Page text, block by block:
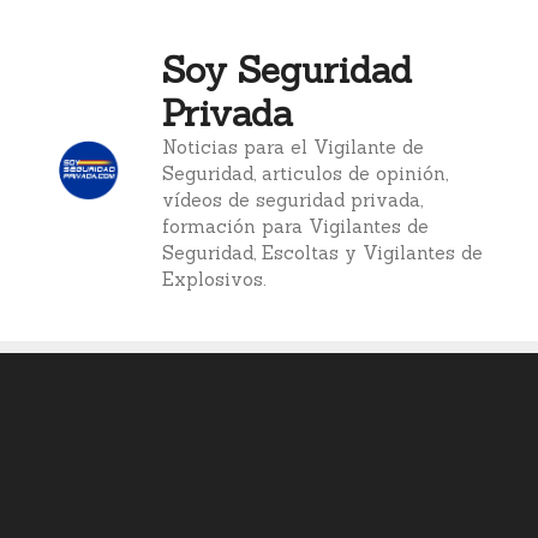
Soy Seguridad
Privada
Noticias para el Vigilante de
Seguridad, articulos de opinión,
vídeos de seguridad privada,
formación para Vigilantes de
Seguridad, Escoltas y Vigilantes de
Explosivos.